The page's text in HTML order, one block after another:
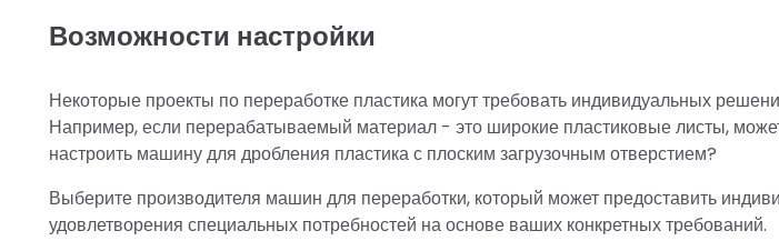
Возможности настройки
Некоторые проекты по переработке пластика могут требовать индивидуальных
Например, если перерабатываемый материал - это широкие пластиковые листы,
настроить машину для дробления пластика с плоским загрузочным отверстием?
Выберите производителя машин для переработки, который может предоставить
удовлетворения специальных потребностей на основе ваших конкретных требований.